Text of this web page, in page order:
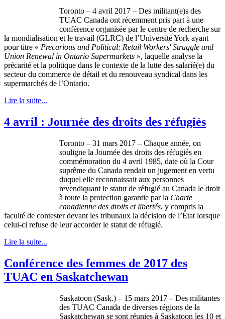
Toronto – 4 avril 2017 – Des militant(e)s des
TUAC Canada ont récemment pris part à une
conférence organisée par le centre de recherche sur
la mondialisation et le travail (GLRC) de l’Université York ayant
pour titre « Precarious and Political: Retail Workers' Struggle and
Union Renewal in Ontario Supermarkets », laquelle analyse la
précarité et la politique dans le contexte de la lutte des salarié(e) du
secteur du commerce de détail et du renouveau syndical dans les
supermarchés de l’Ontario.
Lire la suite...
4 avril : Journée des droits des réfugiés
Toronto – 31 mars 2017 – Chaque année, on
souligne la Journée des droits des réfugiés en
commémoration du 4 avril 1985, date où la Cour
suprême du Canada rendait un jugement en vertu
duquel elle reconnaissait aux personnes
revendiquant le statut de réfugié au Canada le droit
à toute la protection garantie par la Charte
canadienne des droits et libertés, y compris la
faculté de contester devant les tribunaux la décision de l’État lorsque
celui-ci refuse de leur accorder le statut de réfugié.
Lire la suite...
Conférence des femmes de 2017 des
TUAC en Saskatchewan
Saskatoon (Sask.) – 15 mars 2017 – Des militantes
des TUAC Canada de diverses régions de la
Saskatchewan se sont réunies à Saskatoon les 10 et